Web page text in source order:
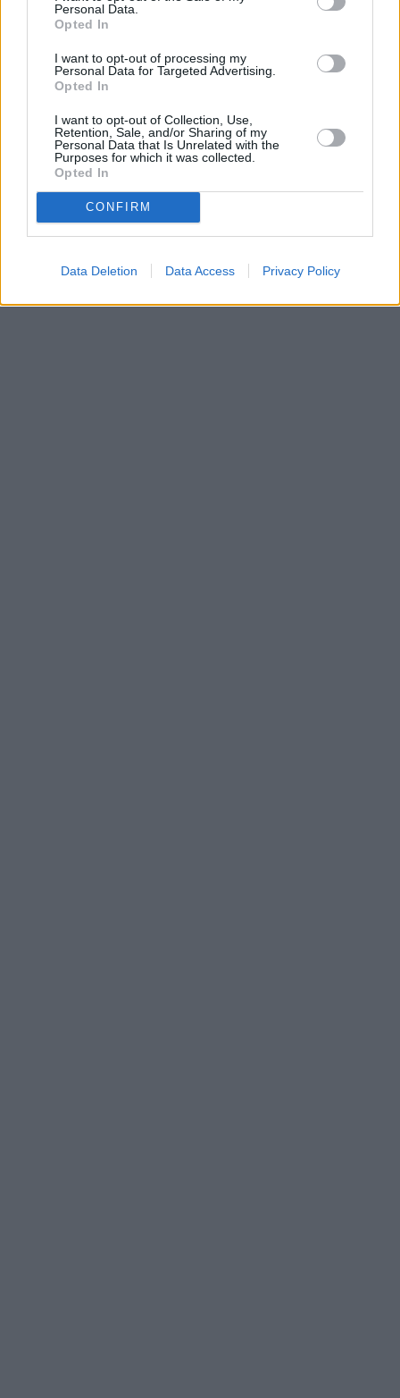
Personal Data.
Opted In
I want to opt-out of processing my
Personal Data for Targeted Advertising.
Opted In
I want to opt-out of Collection, Use,
Retention, Sale, and/or Sharing of my
Personal Data that Is Unrelated with the
Purposes for which it was collected.
Opted In
CONFIRM
Data Deletion Data Access Privacy Policy
O webu parabola.cz O souborech cookies
Dovolená u moře•Bazény